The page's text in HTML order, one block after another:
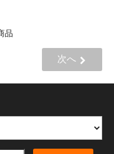
品
次へ